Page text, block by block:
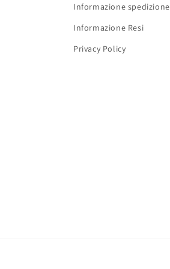
Informazione spedizione
Informazione Resi
Privacy Policy